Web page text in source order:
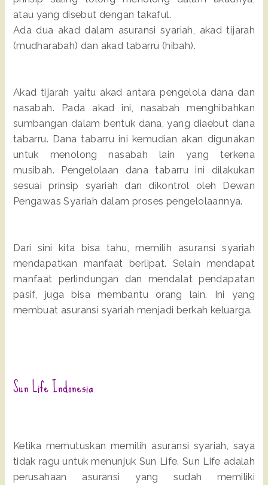
atau yang disebut dengan takaful.
Ada dua akad dalam asuransi syariah, akad tijarah
(mudharabah) dan akad tabarru (hibah).
Akad tijarah yaitu akad antara pengelola dana dan
nasabah. Pada akad ini, nasabah menghibahkan
sumbangan dalam bentuk dana, yang diaebut dana
tabarru. Dana tabarru ini kemudian akan digunakan
untuk menolong nasabah lain yang terkena
musibah. Pengelolaan dana tabarru ini dilakukan
sesuai prinsip syariah dan dikontrol oleh Dewan
Pengawas Syariah dalam proses pengelolaannya.
Dari sini kita bisa tahu, memilih asuransi syariah
mendapatkan manfaat berlipat. Selain mendapat
manfaat perlindungan dan mendalat pendapatan
pasif, juga bisa membantu orang lain. Ini yang
membuat asuransi syariah menjadi berkah keluarga.
Sun Life Indonesia
Ketika memutuskan memilih asuransi syariah, saya
tidak ragu untuk menunjuk Sun Life. Sun Life adalah
perusahaan asuransi yang sudah memiliki